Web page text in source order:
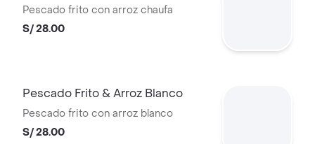
Pescado frito con arroz chaufa
S/ 28.00
Pescado Frito & Arroz Blanco
Pescado frito con arroz blanco
S/ 28.00